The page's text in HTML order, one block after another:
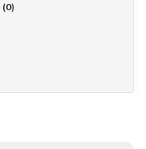
(0)